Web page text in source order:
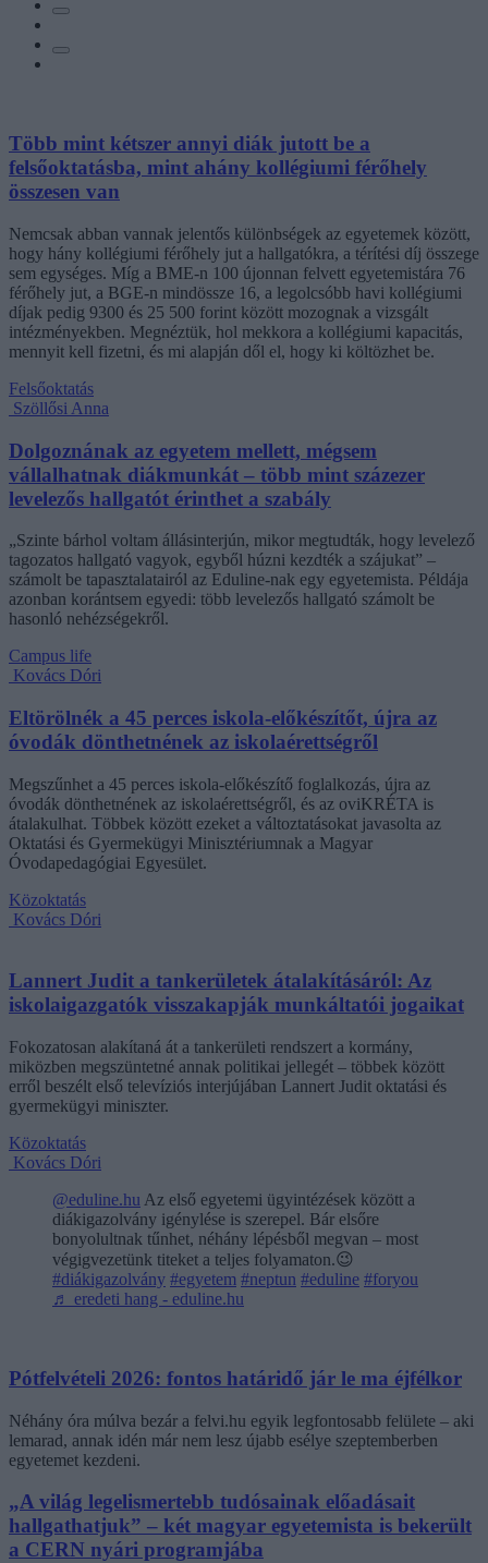
Több mint kétszer annyi diák jutott be a
felsőoktatásba, mint ahány kollégiumi férőhely
összesen van
Nemcsak abban vannak jelentős különbségek az egyetemek között,
hogy hány kollégiumi férőhely jut a hallgatókra, a térítési díj összege
sem egységes. Míg a BME-n 100 újonnan felvett egyetemistára 76
férőhely jut, a BGE-n mindössze 16, a legolcsóbb havi kollégiumi
díjak pedig 9300 és 25 500 forint között mozognak a vizsgált
intézményekben. Megnéztük, hol mekkora a kollégiumi kapacitás,
mennyit kell fizetni, és mi alapján dől el, hogy ki költözhet be.
Felsőoktatás
Szöllősi Anna
Dolgoznának az egyetem mellett, mégsem
vállalhatnak diákmunkát – több mint százezer
levelezős hallgatót érinthet a szabály
„Szinte bárhol voltam állásinterjún, mikor megtudták, hogy levelező
tagozatos hallgató vagyok, egyből húzni kezdték a szájukat” –
számolt be tapasztalatairól az Eduline-nak egy egyetemista. Példája
azonban korántsem egyedi: több levelezős hallgató számolt be
hasonló nehézségekről.
Campus life
Kovács Dóri
Eltörölnék a 45 perces iskola-előkészítőt, újra az
óvodák dönthetnének az iskolaérettségről
Megszűnhet a 45 perces iskola-előkészítő foglalkozás, újra az
óvodák dönthetnének az iskolaérettségről, és az oviKRÉTA is
átalakulhat. Többek között ezeket a változtatásokat javasolta az
Oktatási és Gyermekügyi Minisztériumnak a Magyar
Óvodapedagógiai Egyesület.
Közoktatás
Kovács Dóri
Lannert Judit a tankerületek átalakításáról: Az
iskolaigazgatók visszakapják munkáltatói jogaikat
Fokozatosan alakítaná át a tankerületi rendszert a kormány,
miközben megszüntetné annak politikai jellegét – többek között
erről beszélt első televíziós interjújában Lannert Judit oktatási és
gyermekügyi miniszter.
Közoktatás
Kovács Dóri
@eduline.hu Az első egyetemi ügyintézések között a
diákigazolvány igénylése is szerepel. Bár elsőre
bonyolultnak tűnhet, néhány lépésből megvan – most
végigvezetünk titeket a teljes folyamaton.😉
#diákigazolvány #egyetem #neptun #eduline #foryou
♬ eredeti hang - eduline.hu
Pótfelvételi 2026: fontos határidő jár le ma éjfélkor
Néhány óra múlva bezár a felvi.hu egyik legfontosabb felülete – aki
lemarad, annak idén már nem lesz újabb esélye szeptemberben
egyetemet kezdeni.
„A világ legelismertebb tudósainak előadásait
hallgathatjuk” – két magyar egyetemista is bekerült
a CERN nyári programjába